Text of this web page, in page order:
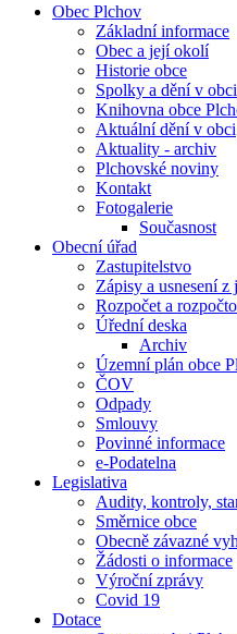
Obec Plchov
Základní informace
Obec a její okolí
Historie obce
Spolky a dění v obci
Knihovna obce
Aktuální dění v obci
Aktuality - archiv
Plchovské noviny
Kontakt
Fotogalerie
Současnost
Obecní úřad
Zastupitelstvo
Zápisy a usnesení z
Rozpočet a
Úřední deska
Archiv
Územní plán obce
ČOV
Odpady
Smlouvy
Povinné informace
e-Podatelna
Legislativa
Audity, kontroly,
Směrnice obce
Obecně závazné
Žádosti o informace
Výroční zprávy
Covid 19
Dotace